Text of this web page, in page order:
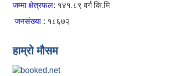
जम्मा क्षेत्रफल: १४१.८९ वर्ग कि.मि
जनसंख्या : १८६७२
हाम्रो मौसम